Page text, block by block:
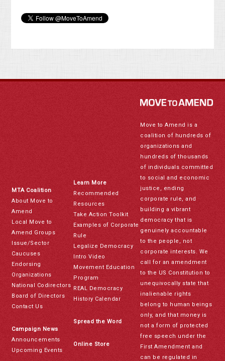
MTA Coalition
About Move to
Amend
Local Move to
Amend Groups
Issue/Sector
Caucuses
Endorsing
Organizations
National Codirectors
Board of Directors
Contact Us
Campaign News
Announcements
Upcoming Events
Learn More
Recommended
Resources
Take Action Toolkit
Examples of Corporate
Rule
Legalize Democracy
Intro Video
Movement Education
Program
REAL Democracy
History Calendar
Spread the Word
Online Store
Move to Amend is a
coalition of hundreds of
organizations and
hundreds of thousands
of individuals committed
to social and economic
justice, ending
corporate rule, and
building a vibrant
democracy that is
genuinely accountable
to the people, not
corporate interests. We
call for an amendment
to the US Constitution to
unequivocally state that
inalienable rights
belong to human beings
only, and that money is
not a form of protected
free speech under the
First Amendment and
can be regulated in